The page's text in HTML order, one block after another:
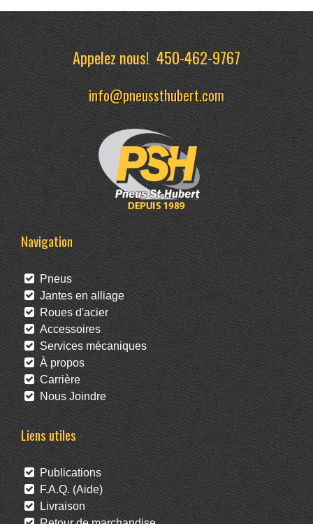
Appelez nous!450-462-9767
info@pneussthubert.com
Navigation
Pneus
Jantes en alliage
Roues d'acier
Accessoires
Services mécaniques
À propos
Carrière
Nous Joindre
Liens utiles
Publications
F.A.Q. (Aide)
Livraison